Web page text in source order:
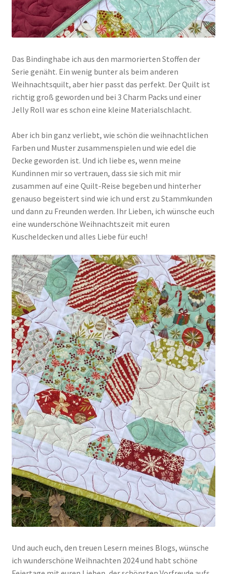
Das Bindinghabe ich aus den marmorierten Stoffen der
Serie genäht. Ein wenig bunter als beim anderen
Weihnachtsquilt, aber hier passt das perfekt. Der Quilt ist
richtig groß geworden und bei 3 Charm Packs und einer
Jelly Roll war es schon eine kleine Materialschlacht.
Aber ich bin ganz verliebt, wie schön die weihnachtlichen
Farben und Muster zusammenspielen und wie edel die
Decke geworden ist. Und ich liebe es, wenn meine
Kundinnen mir so vertrauen, dass sie sich mit mir
zusammen auf eine Quilt-Reise begeben und hinterher
genauso begeistert sind wie ich und erst zu Stammkunden
und dann zu Freunden werden. Ihr Lieben, ich wünsche euch
eine wunderschöne Weihnachtszeit mit euren
Kuscheldecken und alles Liebe für euch!
Und auch euch, den treuen Lesern meines Blogs, wünsche
ich wunderschöne Weihnachten 2024 und habt schöne